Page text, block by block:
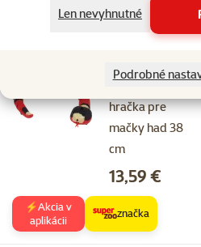
Len nevyhnutné
Podrobné
do
Epic Pet interakt.
hračka pre
mačky had 38
cm
Hodnotenie 0%
Cena
13,59 €
⚡Akcia v
aplikácii
značka